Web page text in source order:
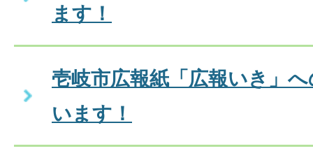
ます！
壱岐市広報紙「広報いき」
います！